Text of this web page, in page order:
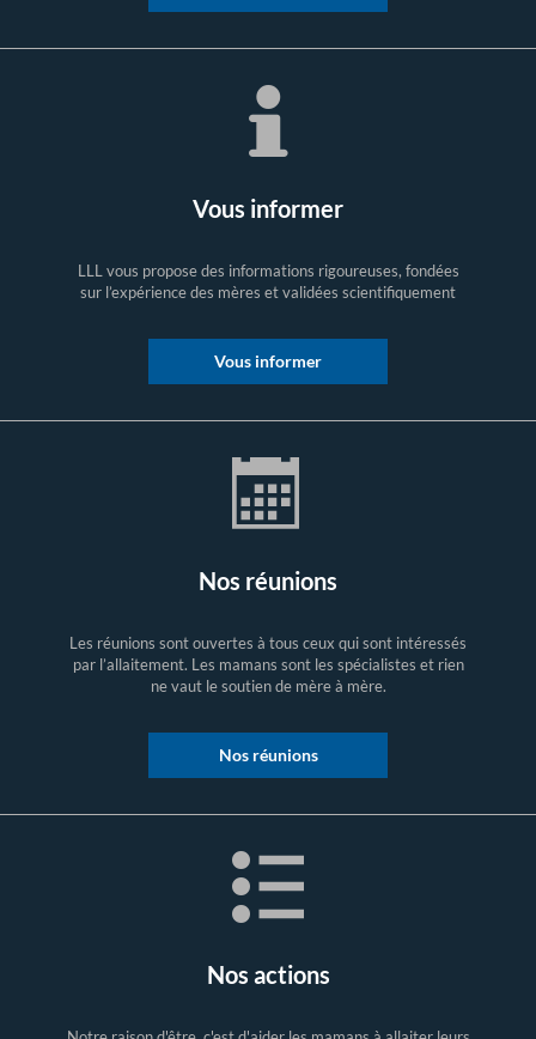
Vous informer
LLL vous propose des informations rigoureuses, fondées
sur l’expérience des mères et validées scientifiquement
Vous informer
Nos réunions
Les réunions sont ouvertes à tous ceux qui sont intéressés
par l’allaitement. Les mamans sont les spécialistes et rien
ne vaut le soutien de mère à mère.
Nos réunions
Nos actions